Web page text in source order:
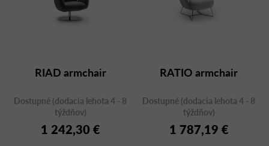
RIAD armchair
Dostupné (dodacia lehota 4 - 8
týždňov)
1 242,30 €
RATIO armchair
Dostupné (dodacia lehota 4 - 8
týždňov)
1 787,19 €